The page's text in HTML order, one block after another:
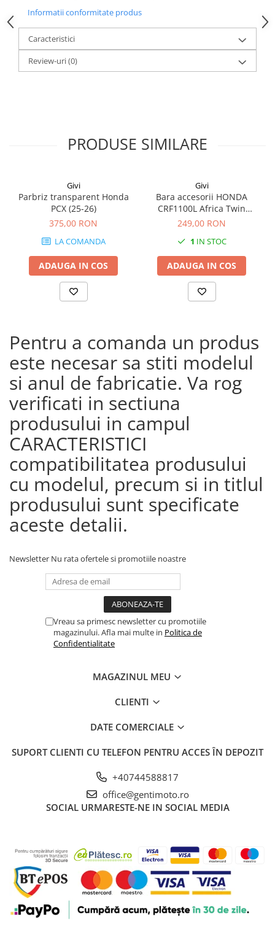
Informatii conformitate produs
Caracteristici
Review-uri(0)
PRODUSE SIMILARE
Givi
Parbriz transparent Honda
PCX (25-26)
375,00 RON
LA COMANDA
ADAUGA IN COS
Givi
Bara accesorii HONDA
CRF1100L Africa Twin
Adventure Sports (20 - 23)
Adventure Sports (24)
CRF1100L AFRICA TWIN (24)
CRF1100L Africa Twin (20 -
23)
249,00 RON
1 IN STOC
ADAUGA IN COS
Pentru a comanda un produs
este necesar sa stiti modelul
si anul de fabricatie. Va rog
verificati in sectiuna
produsului in campul
CARACTERISTICI
compatibilitatea produsului
cu modelul, precum si in titlul
produsului sunt specificate
aceste detalii.
Newsletter Nu rata ofertele si promotiile noastre
Vreau sa primesc newsletter cu promotiile
magazinului. Afla mai multe in Politica de
Confidentialitate
MAGAZINUL MEU
CLIENTI
DATE COMERCIALE
SUPORT CLIENTI CU TELEFON PENTRU ACCES ÎN DEPOZIT
+40744588817
office@gentimoto.ro
SOCIAL URMARESTE-NE IN SOCIAL MEDIA